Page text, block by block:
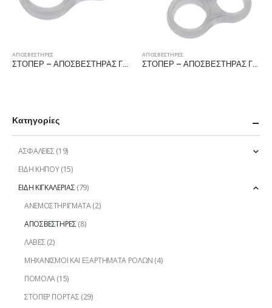
ΑΠΟΣΒΕΣΤΗΡΕΣ
ΣΤΟΠΕΡ – ΑΠΟΣΒΕΣΤΗΡΑΣ ΓΙΑ ΠΟΜΟΛΟ, ΔΙΑΦΑΝΟ, 18/16mm
ΑΠΟΣΒΕΣΤΗΡΕΣ
ΣΤΟΠΕΡ – ΑΠΟΣΒΕΣΤΗΡΑΣ ΓΙΑ ΠΟΜΟΛΟ, ΔΙΑΦΑΝΟ, 18/16mm, 2 ΤΕΜ
Κατηγορίες
ΑΣΦΑΛΕΙΕΣ (19)
ΕΙΔΗ ΚΗΠΟΥ (15)
ΕΙΔΗ ΚΙΓΚΑΛΕΡΙΑΣ (79)
ΑΝΕΜΟΣΤΗΡΙΓΜΑΤΑ(2)
ΑΠΟΣΒΕΣΤΗΡΕΣ (8)
ΛΑΒΕΣ (2)
ΜΗΧΑΝΙΣΜΟΙ ΚΑΙ ΕΞΑΡΤΗΜΑΤΑ ΡΟΛΩΝ (4)
ΠΟΜΟΛΑ(15)
ΣΤΟΠΕΡ ΠΟΡΤΑΣ (29)